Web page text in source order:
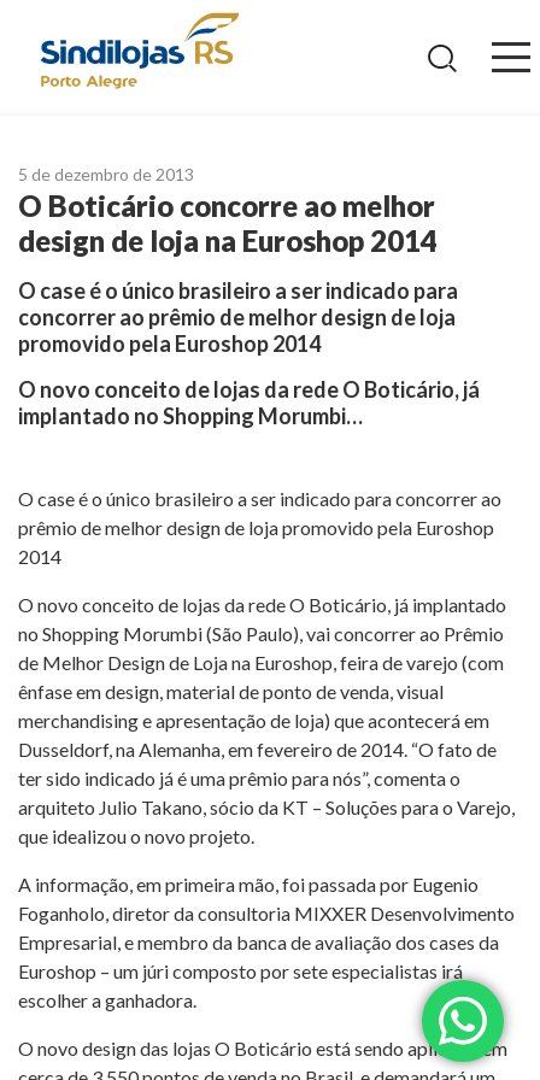
5 de dezembro de 2013
O Boticário concorre ao melhor
design de loja na Euroshop 2014
O case é o único brasileiro a ser indicado para
concorrer ao prêmio de melhor design de loja
promovido pela Euroshop 2014
O novo conceito de lojas da rede O Boticário, já
implantado no Shopping Morumbi…
O case é o único brasileiro a ser indicado para concorrer ao
prêmio de melhor design de loja promovido pela Euroshop
2014
O novo conceito de lojas da rede O Boticário, já implantado
no Shopping Morumbi (São Paulo), vai concorrer ao Prêmio
de Melhor Design de Loja na Euroshop, feira de varejo (com
ênfase em design, material de ponto de venda, visual
merchandising e apresentação de loja) que acontecerá em
Dusseldorf, na Alemanha, em fevereiro de 2014. “O fato de
ter sido indicado já é uma prêmio para nós”, comenta o
arquiteto Julio Takano, sócio da KT – Soluções para o Varejo,
que idealizou o novo projeto.
A informação, em primeira mão, foi passada por Eugenio
Foganholo, diretor da consultoria MIXXER Desenvolvimento
Empresarial, e membro da banca de avaliação dos cases da
Euroshop – um júri composto por sete especialistas irá
escolher a ganhadora.
O novo design das lojas O Boticário está sendo aplicado em